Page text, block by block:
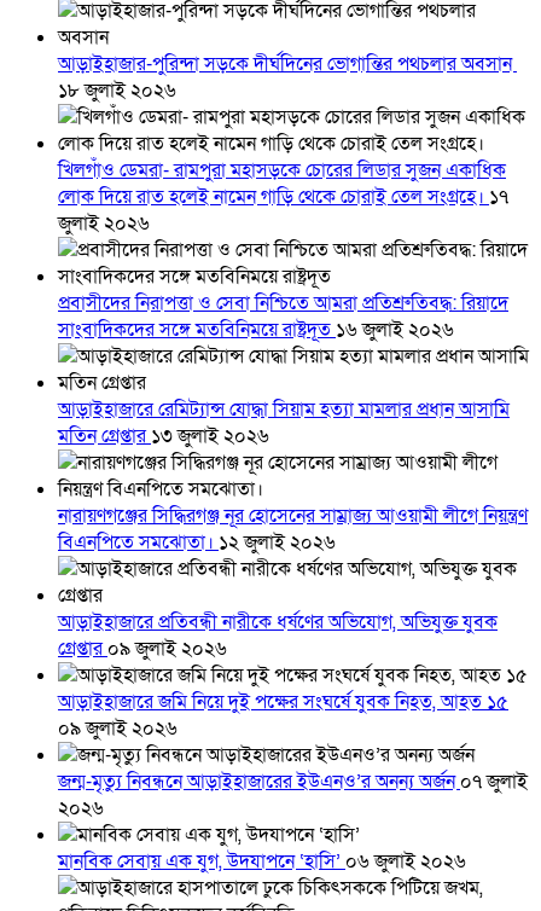
আড়াইহাজার-পুরিন্দা সড়কে দীর্ঘদিনের ভোগান্তির পথচলার অবসান
১৮ জুলাই ২০২৬
খিলগাঁও ডেমরা- রামপুরা মহাসড়কে চোরের লিডার সুজন একাধিক
লোক দিয়ে রাত হলেই নামেন গাড়ি থেকে চোরাই তেল সংগ্রহে। ১৭
জুলাই ২০২৬
প্রবাসীদের নিরাপত্তা ও সেবা নিশ্চিতে আমরা প্রতিশ্রুতিবদ্ধ: রিয়াদে
সাংবাদিকদের সঙ্গে মতবিনিময়ে রাষ্ট্রদূত ১৬ জুলাই ২০২৬
আড়াইহাজারে রেমিট্যান্স যোদ্ধা সিয়াম হত্যা মামলার প্রধান আসামি
মতিন গ্রেপ্তার১৩ জুলাই ২০২৬
নারায়ণগঞ্জের সিদ্ধিরগঞ্জ নূর হোসেনের সাম্রাজ্য আওয়ামী লীগে নিয়ন্ত্রণ
বিএনপিতে সমঝোতা। ১২ জুলাই ২০২৬
আড়াইহাজারে প্রতিবন্ধী নারীকে ধর্ষণের অভিযোগ, অভিযুক্ত যুবক
গ্রেপ্তার০৯ জুলাই ২০২৬
আড়াইহাজারে জমি নিয়ে দুই পক্ষের সংঘর্ষে যুবক নিহত, আহত ১৫
০৯ জুলাই ২০২৬
জন্ম-মৃত্যু নিবন্ধনে আড়াইহাজারের ইউএনও’র অনন্য অর্জন০৭ জুলাই
২০২৬
মানবিক সেবায় এক যুগ, উদযাপনে ‘হাসি’ ০৬ জুলাই ২০২৬